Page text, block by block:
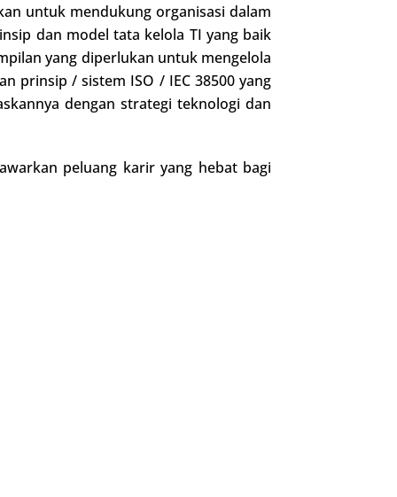
untuk mendukung organisasi dalam
dan model tata kelola TI yang baik
yang diperlukan untuk mengelola
prinsip / sistem ISO / IEC 38500 yang
dengan strategi teknologi dan
peluang karir yang hebat bagi